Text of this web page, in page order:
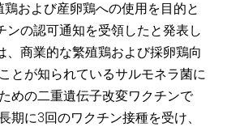
鶏および産卵鶏への使用を目的と
ンの認可通知を受領したと発表し
、商業的な繁殖鶏および採卵鶏向
とが知られているサルモネラ菌に
めの二重遺伝子改変ワクチンで
期に3回のワクチン接種を受け、